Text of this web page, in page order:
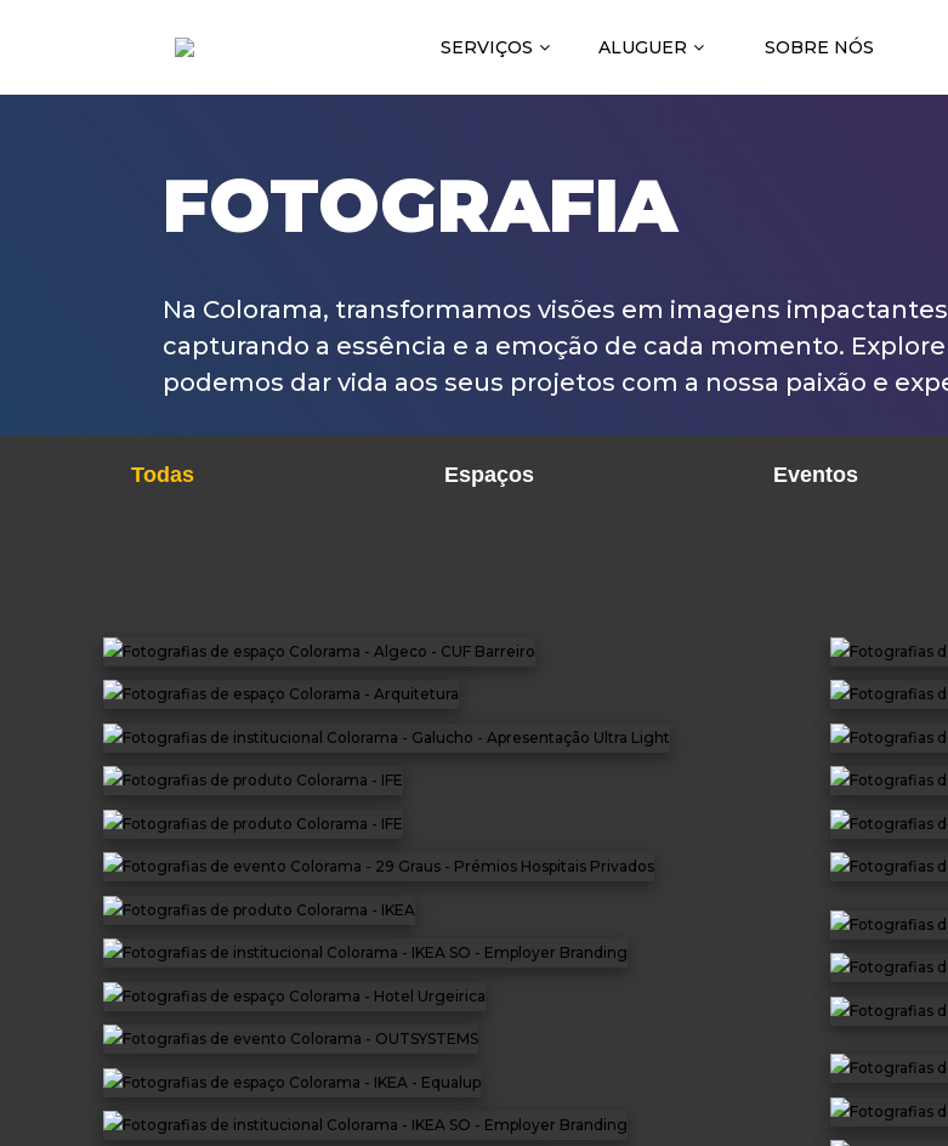
SERVIÇOS ALUGUER SOBRE NÓS
FOTOGRAFIA
Na Colorama, transformamos visões em imagens
capturando a essência e a emoção de cada momento.
podemos dar vida aos seus projetos com a nossa paixão e
Todas Espaços Eventos